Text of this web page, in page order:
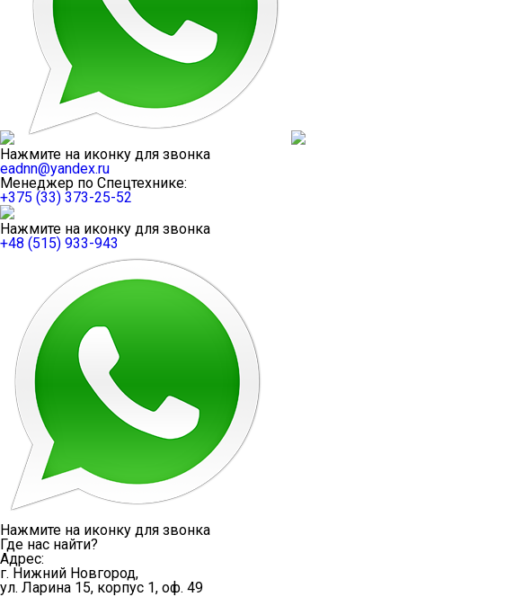
Нажмите на иконку для звонка
eadnn@yandex.ru
Менеджер по Спецтехнике:
+375 (33) 373-25-52
Нажмите на иконку для звонка
+48 (515) 933-943
Нажмите на иконку для звонка
Где нас найти?
Адрес:
г. Нижний Новгород,
ул. Ларина 15, корпус 1, оф. 49